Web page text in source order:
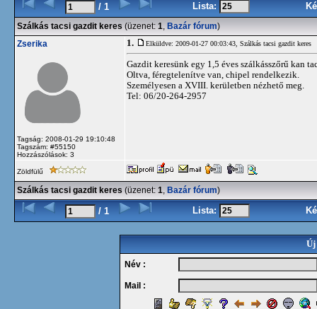
/ 1 Lista:
Szálkás tacsi gazdit keres (üzenet: 1, Bazár fórum)
Zserika
Tagság: 2008-01-29 19:10:48
Tagszám: #55150
Hozzászólások: 3
1. Elküldve: 2009-01-27 00:03:43, Szálkás tacsi gazdit keres
Gazdit keresünk egy 1,5 éves szálkásszőrű kan
Oltva, féregtelenítve van, chipel rendelkezik.
Személyesen a XVIII. kerületben nézhető meg.
Tel: 06/20-264-2957
Zöldfülű
Szálkás tacsi gazdit keres (üzenet: 1, Bazár fórum)
/ 1 Lista:
Új
Név :
Mail :